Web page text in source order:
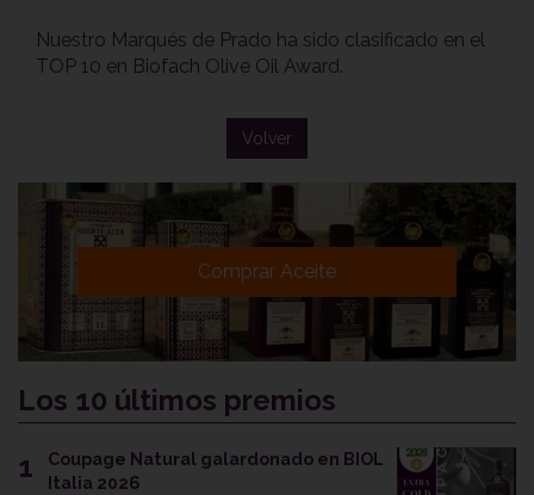
Nuestro Marqués de Prado ha sido clasificado en el
TOP 10 en Biofach Olive Oil Award.
Volver
Comprar Aceite
Los 10 últimos premios
1
Coupage Natural galardonado en BIOL
Italia 2026